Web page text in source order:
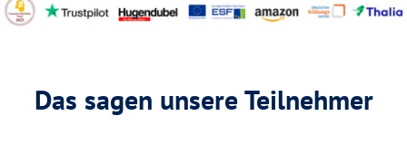
Das sagen unsere Teilnehmer